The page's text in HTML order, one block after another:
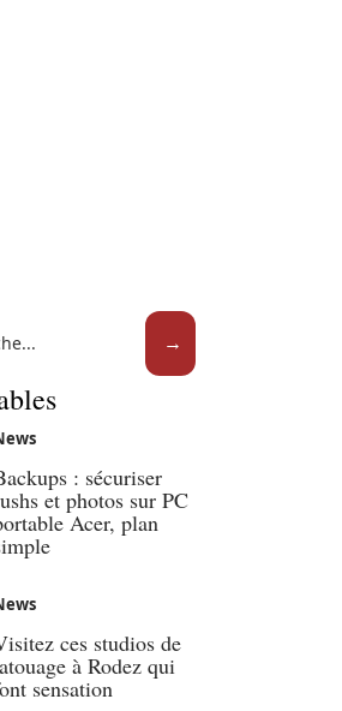
: sécuriser
et photos sur PC
Acer, plan
ces studios de
à Rodez qui
sensation